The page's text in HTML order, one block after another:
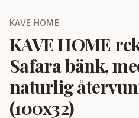
KAVE HOME
KAVE HOME
Safara bänk,
naturlig
(100x32)